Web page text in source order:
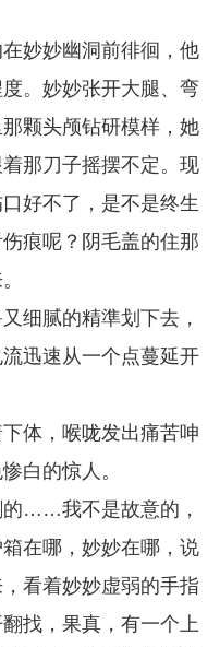
妙妙幽洞前徘徊，他
。妙妙张开大腿、弯
颗头颅钻研模样，她
那刀子摇摆不定。现
好不了，是不是终生
痕呢？阴毛盖的住那
细腻的精準划下去，
迅速从一个点蔓延开
体，喉咙发出痛苦呻
白的惊人。
的……我不是故意的，
在哪，妙妙在哪，说
看着妙妙虚弱的手指
找，果真，有一个上